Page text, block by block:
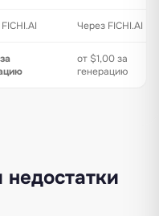
Через FICHI.AI
от $1,00 за
генерацию